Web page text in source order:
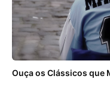
Ouça os Clássicos que